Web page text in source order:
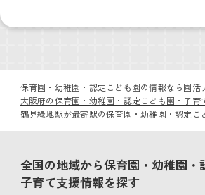
保育園・幼稚園・認定こども園の情報なら園活
大阪府の保育園・幼稚園・認定こども園・子育
鶴見緑地駅が最寄駅の保育園・幼稚園・認定こ
全国の地域から保育園・幼稚園・
子育て支援情報を探す